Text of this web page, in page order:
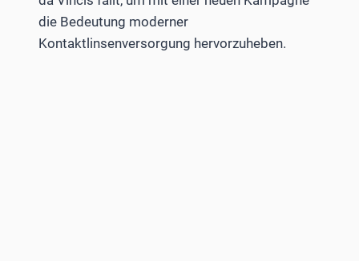
die Bedeutung moderner
Kontaktlinsenversorgung hervorzuheben.